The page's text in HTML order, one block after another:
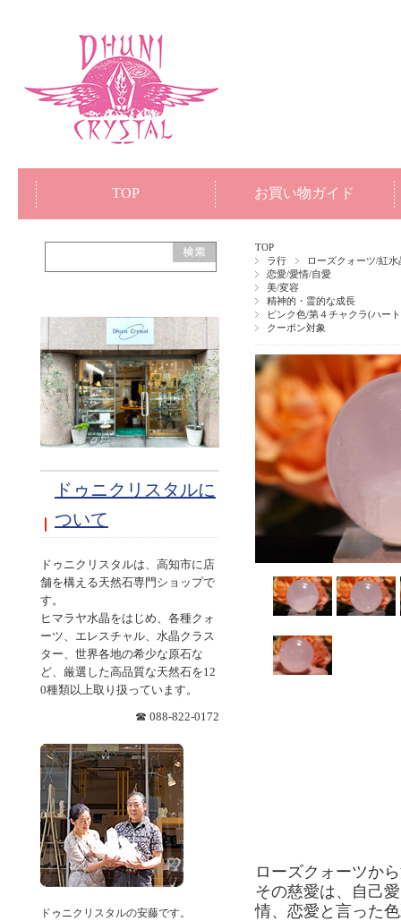
TOP お買い物ガイド
TOP
ラ行
ローズクォーツ/紅水
恋愛/愛情/自愛
美/変容
精神的・霊的な成長
ピンク色/第４チャクラ(ハー
クーポン対象
ローズクォーツか
その慈愛は、自己
情、恋愛と言った
ドゥニクリスタルに
ついて
ドゥニクリスタルは、高知市に店
舗を構える天然石専門ショップで
す。
ヒマラヤ水晶をはじめ、各種クォ
ーツ、エレスチャル、水晶クラス
ター、世界各地の希少な原石な
ど、厳選した高品質な天然石を12
0種類以上取り扱っています。
☎ 088-822-0172
ドゥニクリスタルの安藤です。